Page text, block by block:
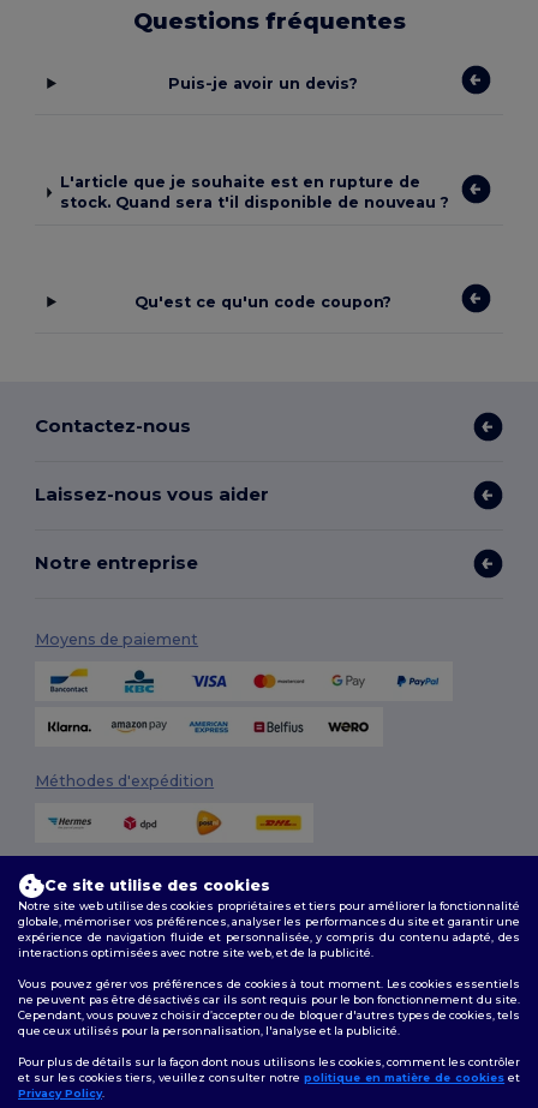
Questions fréquentes
Puis-je avoir un devis?
L'article que je souhaite est en rupture de
stock. Quand sera t'il disponible de nouveau ?
Qu'est ce qu'un code coupon?
Contactez-nous
Laissez-nous vous aider
Notre entreprise
Moyens de paiement
Méthodes d'expédition
Conditions Générales|Politique de personnalisation |Politique de
Confidentialité
Suivez-nous
Ce site utilise des cookies
Notre site web utilise des cookies propriétaires et tiers pour améliorer la fonctionnalité
globale, mémoriser vos préférences, analyser les performances du site et garantir une
expérience de navigation fluide et personnalisée, y compris du contenu adapté, des
interactions optimisées avec notre site web, et de la publicité.
Vous pouvez gérer vos préférences de cookies à tout moment. Les cookies essentiels
ne peuvent pas être désactivés car ils sont requis pour le bon fonctionnement du site.
Cependant, vous pouvez choisir d’accepter ou de bloquer d'autres types de cookies, tels
que ceux utilisés pour la personnalisation, l'analyse et la publicité.
Pour plus de détails sur la façon dont nous utilisons les cookies, comment les contrôler
et sur les cookies tiers, veuillez consulter notre politique en matière de cookies et
Privacy Policy.